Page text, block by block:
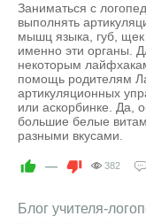
Заниматься с
выполнять
мышц языка, губ, щек
именно эти органы.
некоторым
помощь родителям
артикуляционных
или аскорбинке. Да,
большие белые
разными вкусами.
— 382
Блог учителя-